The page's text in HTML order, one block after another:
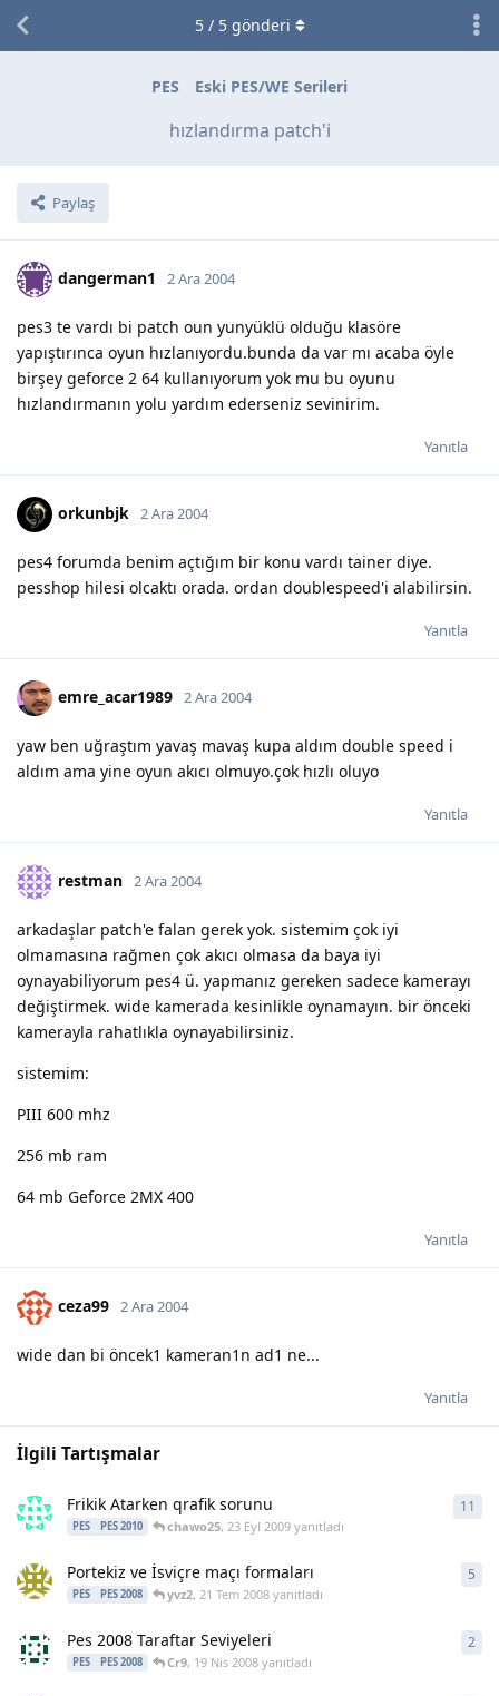
PES Eski PES/WE Serileri
hızlandırma patch'i
Paylaş
5/ 5gönderi
dangerman1 2 Ara 2004
pes3 te vardı bi patch oun yunyüklü olduğu klasöre
yapıştırınca oyun hızlanıyordu.bunda da var mı acaba öyle
birşey geforce 2 64 kullanıyorum yok mu bu oyunu
hızlandırmanın yolu yardım ederseniz sevinirim.
Yanıtla
orkunbjk 2 Ara 2004
pes4 forumda benim açtığım bir konu vardı tainer diye.
pesshop hilesi olcaktı orada. ordan doublespeed'i alabilirsin.
Yanıtla
emre_acar1989 2 Ara 2004
yaw ben uğraştım yavaş mavaş kupa aldım double speed i
aldım ama yine oyun akıcı olmuyo.çok hızlı oluyo
Yanıtla
restman 2 Ara 2004
arkadaşlar patch'e falan gerek yok. sistemim çok iyi
olmamasına rağmen çok akıcı olmasa da baya iyi
oynayabiliyorum pes4 ü. yapmanız gereken sadece kamerayı
değiştirmek. wide kamerada kesinlikle oynamayın. bir önceki
kamerayla rahatlıkla oynayabilirsiniz.
sistemim:
PIII 600 mhz
256 mb ram
64 mb Geforce 2MX 400
Yanıtla
ceza99 2 Ara 2004
wide dan bi öncek1 kameran1n ad1 ne...
Yanıtla
İlgili Tartışmalar
Frikik Atarken qrafik sorunu
PES PES 2010 chawo25, 23 Eyl 2009yanıtladı
11
Portekiz ve İsviçre maçı formaları
PES PES 2008 yvz2, 21 Tem 2008yanıtladı
5
Pes 2008 Taraftar Seviyeleri
PES PES 2008 Cr9, 19 Nis 2008yanıtladı
2